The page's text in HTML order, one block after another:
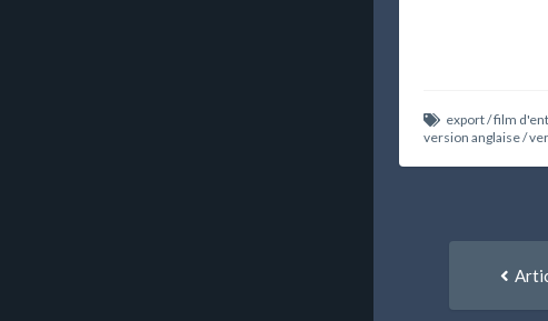
export/film
version anglaise/
entre